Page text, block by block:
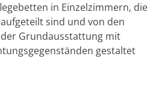
in Einzelzimmern, die
sind und von den
Grundausstattung mit
gestaltet